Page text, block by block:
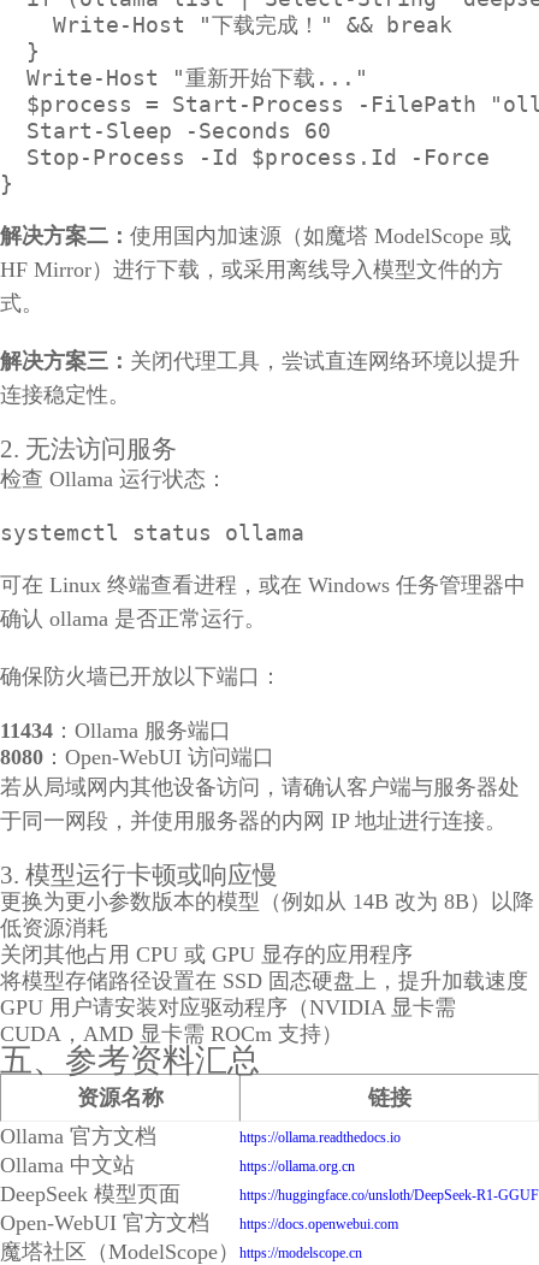
    Write-Host "下载完成！" && break
  }
  Write-Host "重新开始下载..."
$process = Start-Process -FilePath
  Start-Sleep -Seconds 60
  Stop-Process -Id $process.Id -Force
}
解决方案二： 使用国内加速源（如魔塔 ModelScope 或
HF Mirror）进行下载，或采用离线导入模型文件的方
式。
解决方案三： 关闭代理工具，尝试直连网络环境以提升
连接稳定性。
2. 无法访问服务
检查 Ollama 运行状态：
systemctl status ollama
可在 Linux 终端查看进程，或在 Windows 任务管理器中
确认 ollama 是否正常运行。
确保防火墙已开放以下端口：
11434 ：Ollama 服务端口
8080 ：Open-WebUI 访问端口
若从局域网内其他设备访问，请确认客户端与服务器处
于同一网段，并使用服务器的内网 IP 地址进行连接。
3. 模型运行卡顿或响应慢
更换为更小参数版本的模型（例如从 14B 改为 8B）以降
低资源消耗
关闭其他占用 CPU 或 GPU 显存的应用程序
将模型存储路径设置在 SSD 固态硬盘上，提升加载速度
GPU 用户请安装对应驱动程序（NVIDIA 显卡需
CUDA，AMD 显卡需 ROCm 支持）
五、参考资料汇总
资源名称
链接
Ollama 官方文档
https://ollama.readthedocs.io
Ollama 中文站 https://ollama.org.cn
DeepSeek 模型页面 https://huggingface.co/unsloth/DeepSeek-R1-GGUF
Open-WebUI 官方文档 https://docs.openwebui.com
魔塔社区（ModelScope） https://modelscope.cn